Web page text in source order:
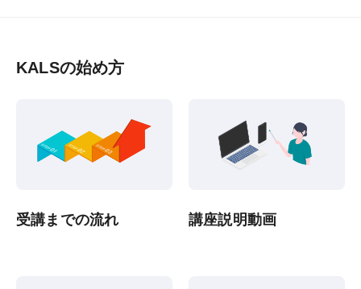
KALSの始め方
受講までの流れ 講座説明動画